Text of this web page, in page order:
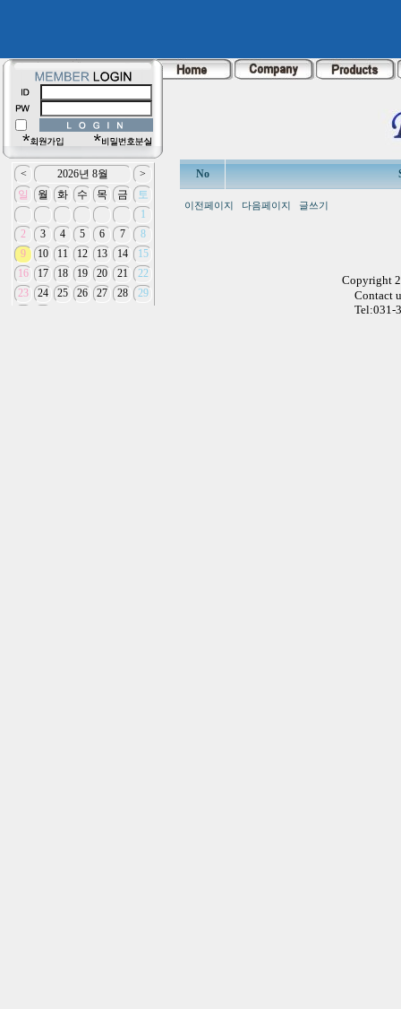
No
이전페이지 다음페이지 글쓰기
Copyright
Contact
Tel:031-